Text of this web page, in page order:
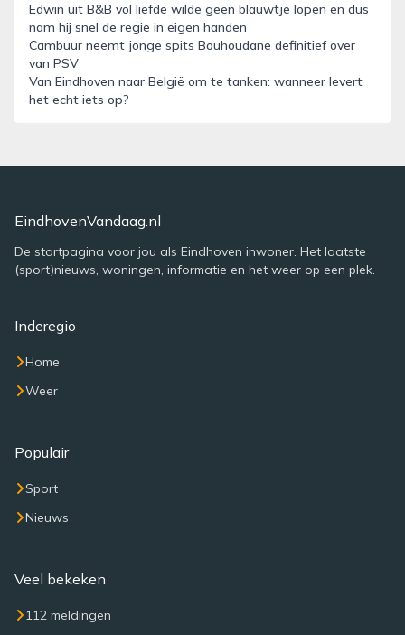
Edwin uit B&B vol liefde wilde geen blauwtje lopen en dus
nam hij snel de regie in eigen handen
Cambuur neemt jonge spits Bouhoudane definitief over
van PSV
Van Eindhoven naar België om te tanken: wanneer levert
het echt iets op?
EindhovenVandaag.nl
De startpagina voor jou als Eindhoven inwoner. Het laatste
(sport)nieuws, woningen, informatie en het weer op een plek.
Inderegio
Home
Weer
Populair
Sport
Nieuws
Veel bekeken
112 meldingen